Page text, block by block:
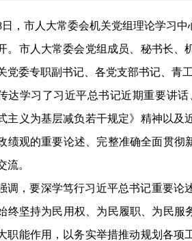
日，市人大常委会机关党组理论学习
。市人大常委会党组成员、秘书长、
党委专职副书记、各党支部书记、青
达学习了习近平总书记近期重要讲
主义为基层减负若干规定》精神以
绩观的重要论述、完整准确全面贯
流。
调，要深学笃行习近平总书记重要论
终坚持为民用权、为民履职、为民服
职能作用，以务实举措推动规划各